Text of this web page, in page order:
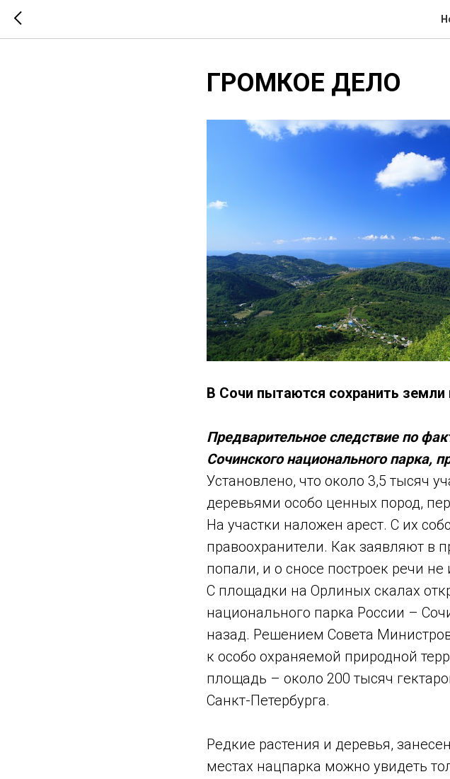
ГРОМКОЕ ДЕЛО
В Сочи пытаются сохранить
Предварительное следствие по
Сочинского национального парка,
Установлено, что около 3,5 тысяч
деревьями особо ценных пород,
На участки наложен арест. С их
правоохранители. Как заявляют в
попали, и о сносе построек речи не
С площадки на Орлиных скалах
национального парка России –
назад. Решением Совета
к особо охраняемой природной
площадь – около 200 тысяч
Санкт-Петербурга.
Редкие растения и деревья,
местах нацпарка можно увидеть